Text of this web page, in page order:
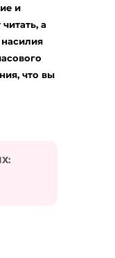
и
а
что вы